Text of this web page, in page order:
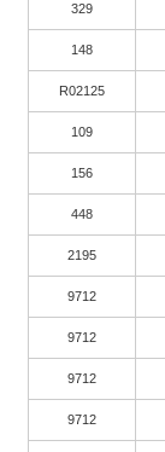
329
148
R02125
109
156
448
2195
9712
9712
9712
9712